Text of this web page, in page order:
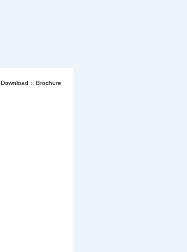
Download :: Brochure